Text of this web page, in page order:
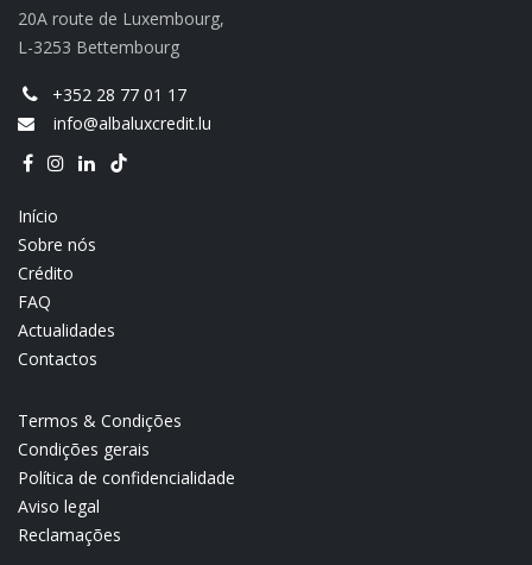
20A route de Luxembourg,
L-3253 Bettembourg
+352 28 77 01 17
info@albaluxcredit.lu
Início
Sobre nós
Crédito
FAQ
Actualidades
Contactos
Termos & Condições
Condições gerais
Política de confidencialidade
Aviso legal
Reclamações